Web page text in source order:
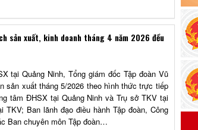
sản xuất, kinh doanh tháng 4 năm 2026 đều
tại Quảng Ninh, Tổng giám đốc Tập đoàn Vũ
sản xuất tháng 5/2026 theo hình thức trực tiếp
tâm ĐHSX tại Quảng Ninh và Trụ sở TKV tại
Ban lãnh đạo điều hành Tập đoàn, Công
Ban chuyên môn Tập đoàn…